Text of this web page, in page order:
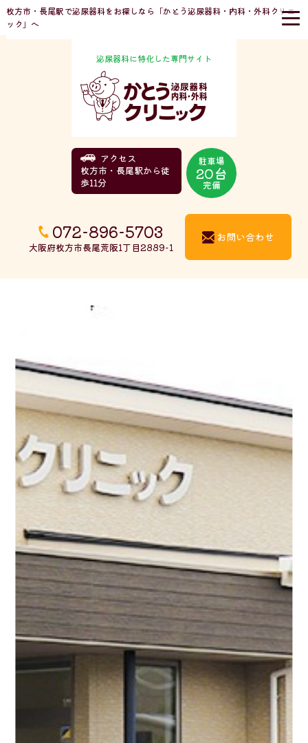
枚方市・長尾駅で泌尿器科をお探しなら「かとう泌尿器科・内科・外科クリニ
ック」へ
泌尿器科に特化した専門サイト
アクセス
枚方市・長尾駅から徒
歩11分
駐車場
20台
完備
072-896-5703
大阪府枚方市長尾荒阪1丁目2889-1
お問い合わせ